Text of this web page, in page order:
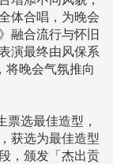
体合唱，为晚会
融合流行与怀旧
演最终由风保系
将晚会气氛推向
选最佳造型，
获选为最佳造型
，颁发「杰出贡